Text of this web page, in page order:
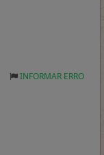
INFORMAR ERRO